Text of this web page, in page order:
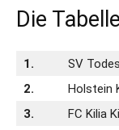
Die
1. SV
2.
Holstein
3.
FC Kilia